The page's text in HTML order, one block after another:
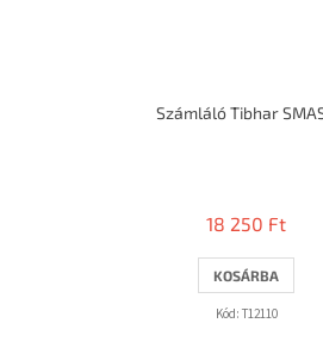
Számláló Tibhar
18 250 Ft
KOSÁRBA
Kód: T12110